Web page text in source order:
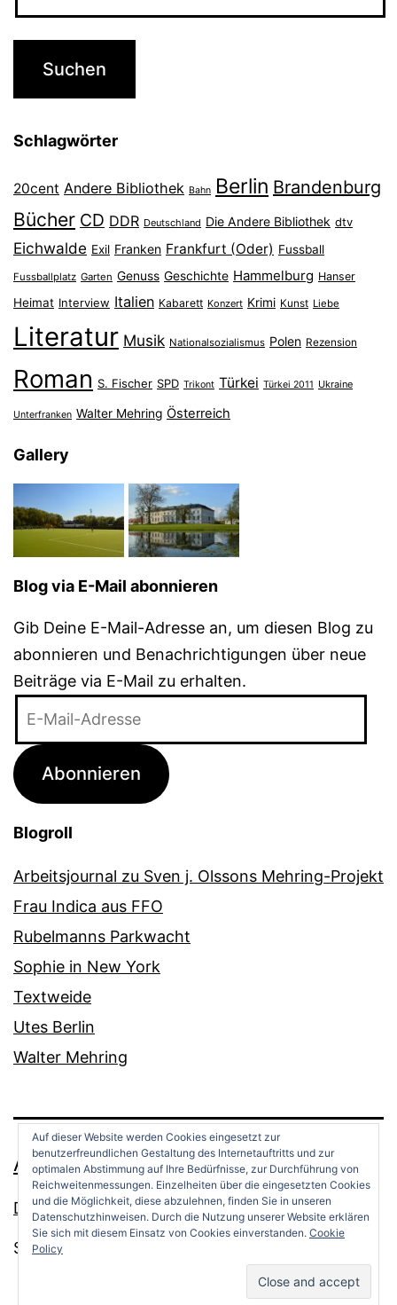
Schlagwörter
20cent Andere Bibliothek Bahn Berlin Brandenburg
Bücher CD DDR Deutschland Die Andere Bibliothek dtv
Eichwalde Exil Franken Frankfurt (Oder) Fussball
Fussballplatz Garten Genuss Geschichte Hammelburg Hanser
Heimat Interview Italien Kabarett Konzert Krimi Kunst Liebe
Literatur Musik Nationalsozialismus Polen Rezension
Roman S. Fischer SPD Trikont Türkei Türkei 2011 Ukraine
Unterfranken Walter Mehring Österreich
Gallery
Blog via E-Mail abonnieren
Gib Deine E-Mail-Adresse an, um diesen Blog zu
abonnieren und Benachrichtigungen über neue
Beiträge via E-Mail zu erhalten.
Adresse
Abonnieren
Blogroll
Arbeitsjournal zu Sven j. Olssons Mehring-Projekt
Frau Indica aus FFO
Rubelmanns Parkwacht
Sophie in New York
Textweide
Utes Berlin
Walter Mehring
ANDREAS OPPERMANN
Datenschutz
Stolz präsentiert von
Auf dieser Website werden Cookies eingesetzt zur
benutzerfreundlichen Gestaltung des Internetauftritts und zur
optimalen Abstimmung auf Ihre Bedürfnisse, zur Durchführung von
Reichweitenmessungen. Einzelheiten über die eingesetzten Cookies
und die Möglichkeit, diese abzulehnen, finden Sie in unseren
Datenschutzhinweisen. Durch die Nutzung unserer Website erklären
Sie sich mit diesem Einsatz von Cookies einverstanden. Cookie
Policy